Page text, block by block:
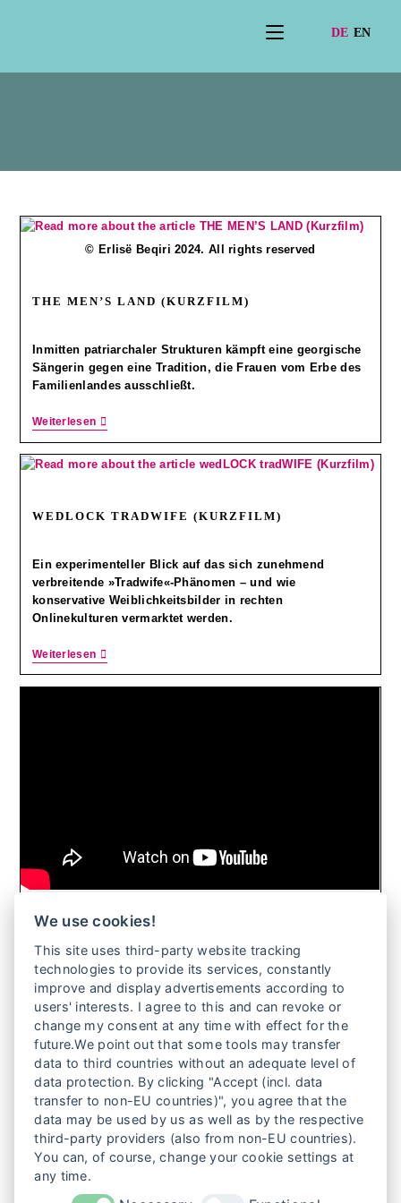
© Erlisë Beqiri 2024. All rights reserved
THE MEN’S LAND (KURZFILM)
Inmitten patriarchaler Strukturen kämpft eine georgische
Sängerin gegen eine Tradition, die Frauen vom Erbe des
Familienlandes ausschließt.
Weiterlesen
WEDLOCK TRADWIFE (KURZFILM)
Ein experimenteller Blick auf das sich zunehmend
verbreitende »Tradwife«-Phänomen – und wie
konservative Weiblichkeitsbilder in rechten
Onlinekulturen vermarktet werden.
Weiterlesen
WELCOME HOME FRECKLES (KURZFILM)
Nach vier Jahren kehrt eine Tochter in ihre Heimat in
Korea zurück, um der Gewalt ihrer Kindheit zu begegnen
– und entdeckt einen generationenübergreifenden
Kreislauf des Missbrauchs, den nur sie durchbrechen
kann.
Weiterlesen
1 … 5 6 7
8
We use cookies!
This site uses third-party website tracking
technologies to provide its services, constantly
improve and display advertisements according to
users' interests. I agree to this and can revoke or
change my consent at any time with effect for the
future.We point out that some tools may transfer
data to third countries without an adequate level of
data protection. By clicking "Accept (incl. data
transfer to non-EU countries)", you agree that the
data may be used by us as well as by the respective
third-party providers (also from non-EU countries).
You can, of course, change your cookie settings at
any time.